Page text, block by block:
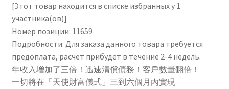
練
習
化
身
金
錢
[Этот товар находится в списке избранных у 1
участника(ов)]
Номер позиции: 11659
Подробности: Для заказа данного товара требуется
предоплата, расчет прибудет в течение 2-4 недель.
年收入增加了三倍！迅速清償債務！客戶數量翻倍！
一切將在「天使財富儀式」三到六個月內實現